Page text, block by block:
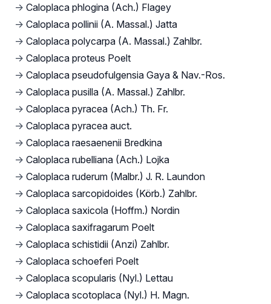
→ Caloplaca phlogina (Ach.) Flagey
→ Caloplaca pollinii (A. Massal.) Jatta
→ Caloplaca polycarpa (A. Massal.) Zahlbr.
→ Caloplaca proteus Poelt
→ Caloplaca pseudofulgensia Gaya & Nav.-Ros.
→ Caloplaca pusilla (A. Massal.) Zahlbr.
→ Caloplaca pyracea (Ach.) Th. Fr.
→ Caloplaca pyracea auct.
→ Caloplaca raesaenenii Bredkina
→ Caloplaca rubelliana (Ach.) Lojka
→ Caloplaca ruderum (Malbr.) J. R. Laundon
→ Caloplaca sarcopidoides (Körb.) Zahlbr.
→ Caloplaca saxicola (Hoffm.) Nordin
→ Caloplaca saxifragarum Poelt
→ Caloplaca schistidii (Anzi) Zahlbr.
→ Caloplaca schoeferi Poelt
→ Caloplaca scopularis (Nyl.) Lettau
→ Caloplaca scotoplaca (Nyl.) H. Magn.